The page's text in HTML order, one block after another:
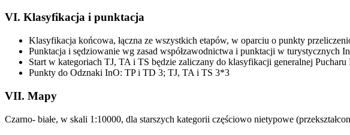
VI. Klasyfikacja i punktacja
Klasyfikacja końcowa, łączna ze wszystkich etapów, w oparciu o punkty
Punktacja i sędziowanie wg zasad współzawodnictwa i punktacji w turystycznych
Start w kategoriach TJ, TA i TS będzie zaliczany do klasyfikacji generalnej
Punkty do Odznaki InO: TP i TD 3; TJ, TA i TS 3*3
VII. Mapy
Czarno- białe, w skali 1:10000, dla starszych kategorii częściowo nietypowe